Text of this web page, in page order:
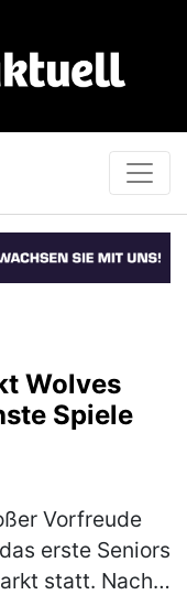
Wolves
Spiele
Vorfreude
erste Seniors
statt. Nach